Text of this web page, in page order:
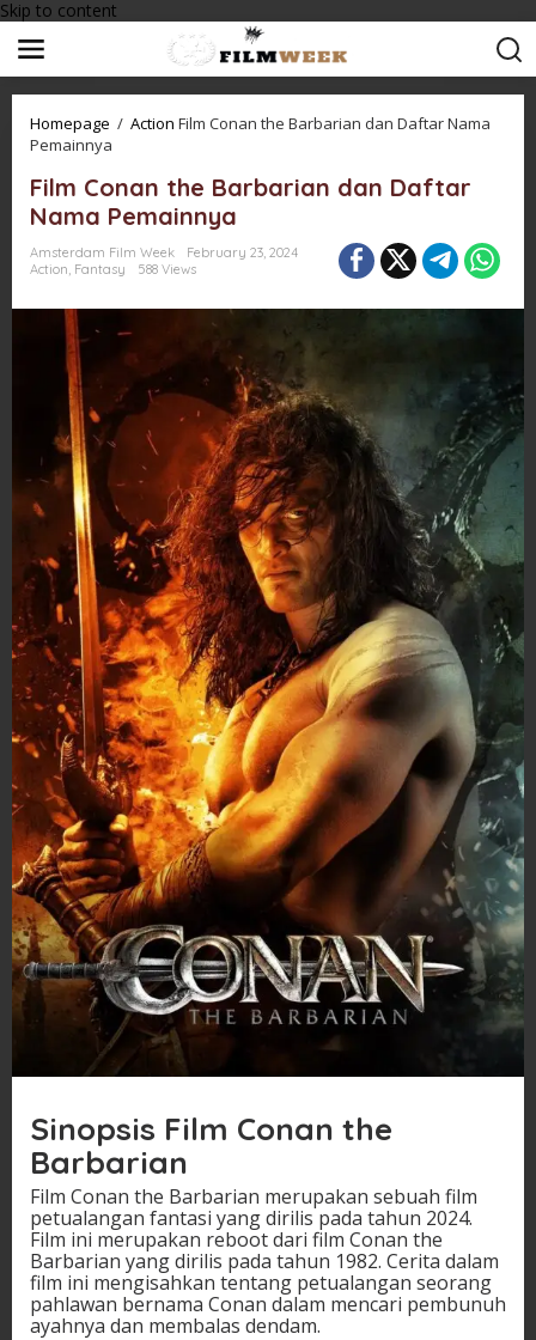
Skip to content
Homepage / Action Film Conan the Barbarian dan Daftar Nama
Pemainnya
Film Conan the Barbarian dan Daftar
Nama Pemainnya
Amsterdam Film Week
February 23, 2024
Action, Fantasy 588 Views
Sinopsis Film Conan the
Barbarian
Film Conan the Barbarian merupakan sebuah film
petualangan fantasi yang dirilis pada tahun 2024.
Film ini merupakan reboot dari film Conan the
Barbarian yang dirilis pada tahun 1982. Cerita dalam
film ini mengisahkan tentang petualangan seorang
pahlawan bernama Conan dalam mencari pembunuh
ayahnya dan membalas dendam.